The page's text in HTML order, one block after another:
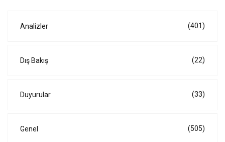
Analizler (401)
Dış Bakış (22)
Duyurular (33)
Genel (505)